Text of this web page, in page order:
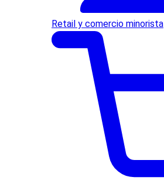
Retail y comercio minorista